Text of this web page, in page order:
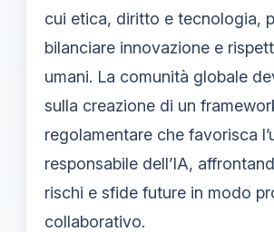
cui etica, diritto e tecnologia,
bilanciare innovazione e
umani. La comunità globale
sulla creazione di un
regolamentare che favorisca
responsabile dell’IA,
rischi e sfide future in modo
collaborativo.